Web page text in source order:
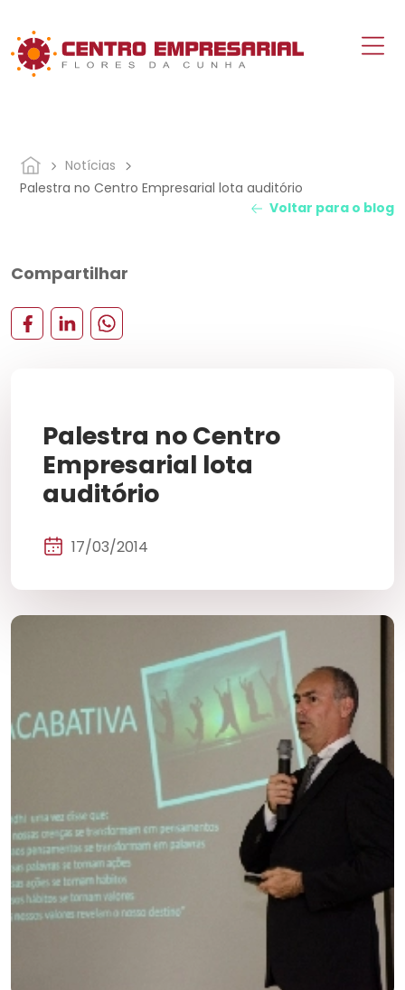
Notícias
Palestra no Centro Empresarial lota auditório
Voltar para o blog
Compartilhar
Palestra no Centro
Empresarial lota
auditório
17/03/2014